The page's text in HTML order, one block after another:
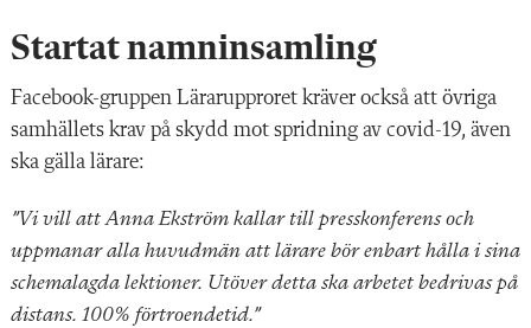
Startat namninsamling
Facebook-gruppen Lärarupproret kräver också att övriga
samhällets krav på skydd mot spridning av covid-19, även
ska gälla lärare:
”Vi vill att Anna Ekström kallar till presskonferens och
uppmanar alla huvudmän att lärare bör enbart hålla i sina
schemalagda lektioner. Utöver detta ska arbetet bedrivas på
distans. 100% förtroendetid.”